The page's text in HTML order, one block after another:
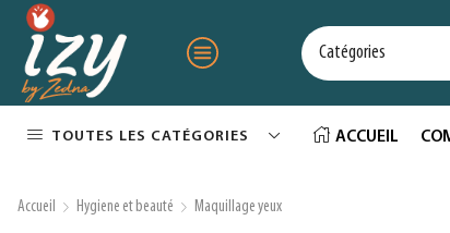
TOUTES LES CATÉGORIES ACCUEIL
Accueil Hygiene et beauté Maquillage yeux